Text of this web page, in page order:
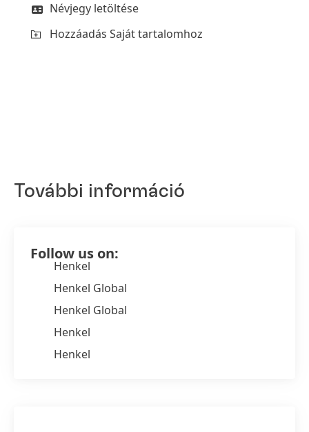
Névjegy letöltése
Hozzáadás Saját tartalomhoz
További információ
Follow us on:
Henkel
Henkel Global
Henkel Global
Henkel
Henkel